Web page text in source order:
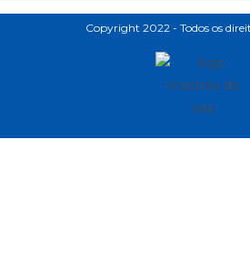
Copyright 2022 - Todos os